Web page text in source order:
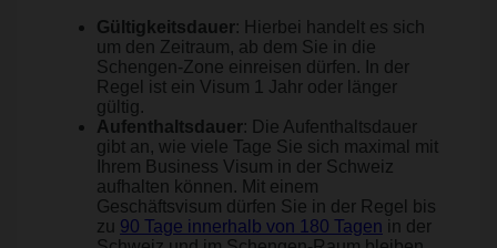
Gültigkeitsdauer: Hierbei handelt es sich
um den Zeitraum, ab dem Sie in die
Schengen-Zone einreisen dürfen. In der
Regel ist ein Visum 1 Jahr oder länger
gültig.
Aufenthaltsdauer: Die Aufenthaltsdauer
gibt an, wie viele Tage Sie sich maximal mit
Ihrem Business Visum in der Schweiz
aufhalten können. Mit einem
Geschäftsvisum dürfen Sie in der Regel bis
zu 90 Tage innerhalb von 180 Tagen in der